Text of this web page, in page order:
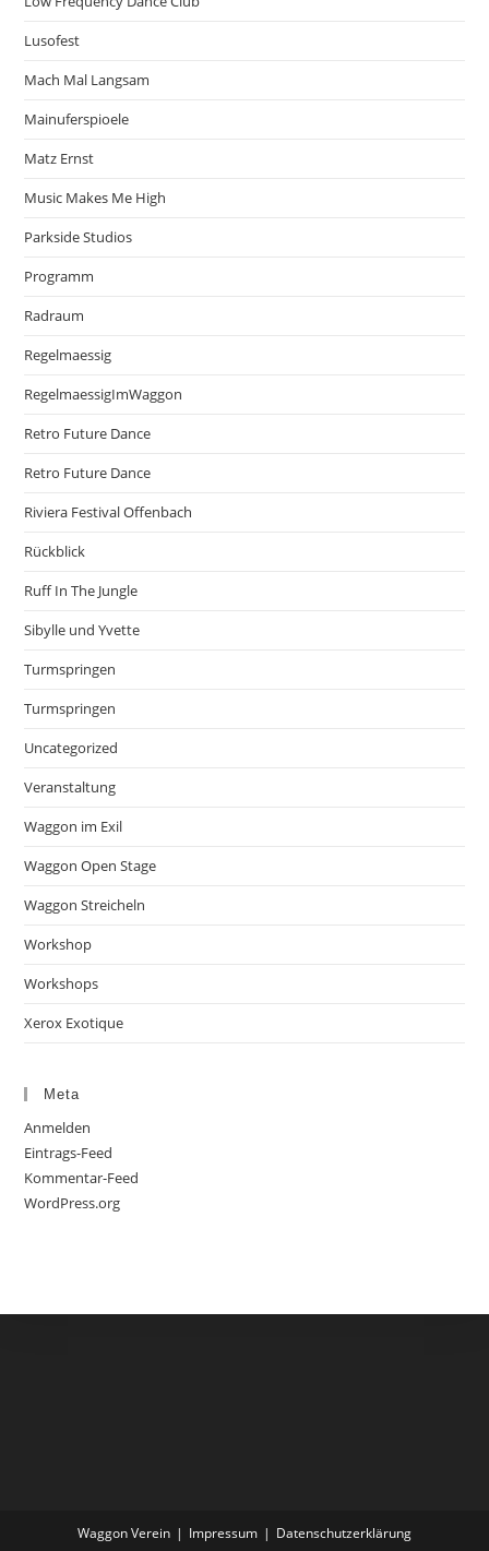
Lusofest
Mach Mal Langsam
Mainuferspioele
Matz Ernst
Music Makes Me High
Parkside Studios
Programm
Radraum
Regelmaessig
RegelmaessigImWaggon
Retro Future Dance
Retro Future Dance
Riviera Festival Offenbach
Rückblick
Ruff In The Jungle
Sibylle und Yvette
Turmspringen
Turmspringen
Uncategorized
Veranstaltung
Waggon im Exil
Waggon Open Stage
Waggon Streicheln
Workshop
Workshops
Xerox Exotique
Meta
Anmelden
Eintrags-Feed
Kommentar-Feed
WordPress.org
Waggon Verein Impressum Datenschutzerklärung